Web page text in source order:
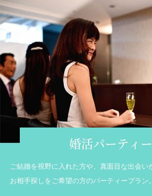
婚活パーティー
ご結婚を視野に入れた方や、真面目な出会い
お相手探しをご希望の方のパーティープラン。